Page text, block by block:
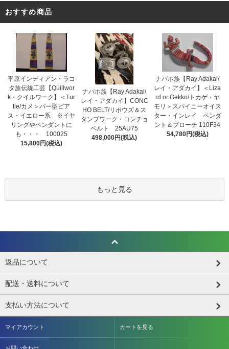
おすすめ商品
平原インディアン・ラコ
タ族伝統工芸【Quillwor
k・クイルワーク】＜Tur
tle/カメ＞バー型ピア
ス・イエロー系 ※イヤ
リングやペンダントに
も・・・ 100025
15,800円(税込)
ナバホ族【Ray Adakai/
レイ・アダカイ】CONC
HO BELT/リポウズ＆ス
タンプワーク・コンチョ
ベルト 25AU75
498,000円(税込)
ナバホ族【Ray Adakai/
レイ・アダカイ】＜Liza
rd or Gekko/トカゲ・ヤ
モリ＞スパイニーオイス
ター・インレイ ペンダ
ント＆ブローチ 110F34
54,780円(税込)
もっと見る
返品について
配送・送料について
支払い方法について
マイアカウント カートを見る